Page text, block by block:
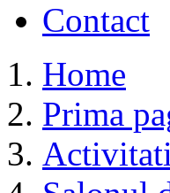
Contact
Home
Prima
Activitati